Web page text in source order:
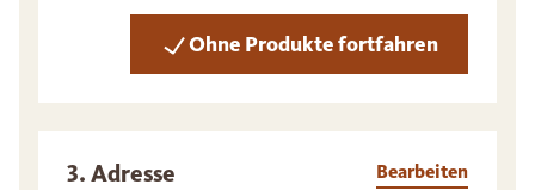
Ohne Produkte fortfahren
3. Adresse Bearbeiten